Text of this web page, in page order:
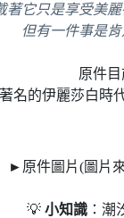
著它只是享受美
但有一件事是
原件
名的伊麗莎白時
►原件圖片(圖片來
💡 小知識 ：潮